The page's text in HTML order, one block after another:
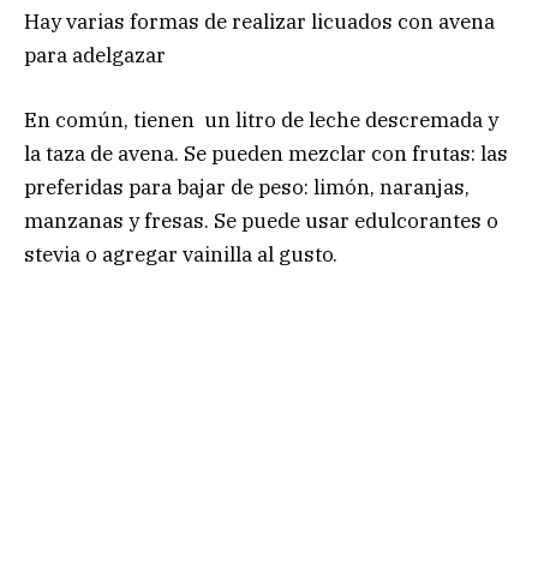
Hay varias formas de realizar licuados con avena
para adelgazar
En común, tienen un litro de leche descremada y
la taza de avena. Se pueden mezclar con frutas: las
preferidas para bajar de peso: limón, naranjas,
manzanas y fresas. Se puede usar edulcorantes o
stevia o agregar vainilla al gusto.